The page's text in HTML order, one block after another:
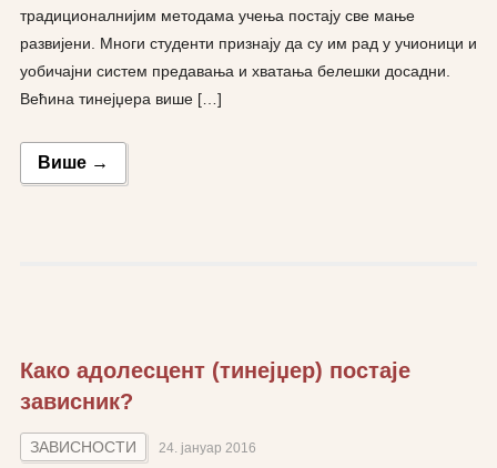
традиционалнијим методама учења постају све мање
развијени. Многи студенти признају да су им рад у учионици и
уобичајни систем предавања и хватања белешки досадни.
Већина тинејџера више […]
Више →
Како адолесцент (тинејџер) постаје
зависник?
ЗАВИСНОСТИ 24. јануар 2016